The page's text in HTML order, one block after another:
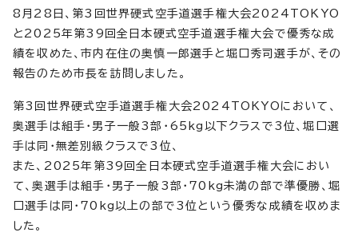
8月28日、第3回世界硬式空手道選手権大会2024TOKYO
と2025年第39回全日本硬式空手道選手権大会で優秀な成
績を収めた、市内在住の奥慎一郎選手と堀口秀司選手が、その
報告のため市長を訪問しました。
第3回世界硬式空手道選手権大会2024TOKYOにおいて、
奥選手は組手・男子一般3部・65kg以下クラスで3位、堀口選
手は同・無差別級クラスで3位、
また、2025年第39回全日本硬式空手道選手権大会におい
て、奥選手は組手・男子一般3部・70kg未満の部で準優勝、堀
口選手は同・70kg以上の部で3位という優秀な成績を収めま
した。